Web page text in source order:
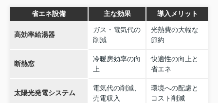
省エネ設備 主な効果 導入メリット
高効率給湯器
ガス・電気代の
削減
光熱費の大幅な
節約
断熱窓
冷暖房効率の向
上
快適性の向上と
省エネ
太陽光発電システム
電気代の削減、
売電収入
環境への配慮と
コスト削減